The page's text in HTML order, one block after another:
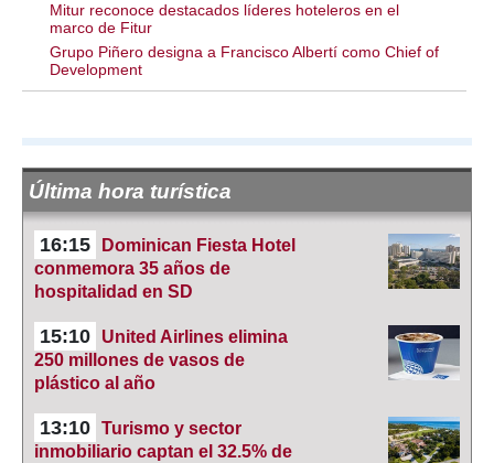
Mitur reconoce destacados líderes hoteleros en el
marco de Fitur
Grupo Piñero designa a Francisco Albertí como Chief of
Development
Última hora turística
16:15
Dominican Fiesta Hotel
conmemora 35 años de
hospitalidad en SD
15:10
United Airlines elimina
250 millones de vasos de
plástico al año
13:10 Turismo y sector
inmobiliario captan el 32.5% de